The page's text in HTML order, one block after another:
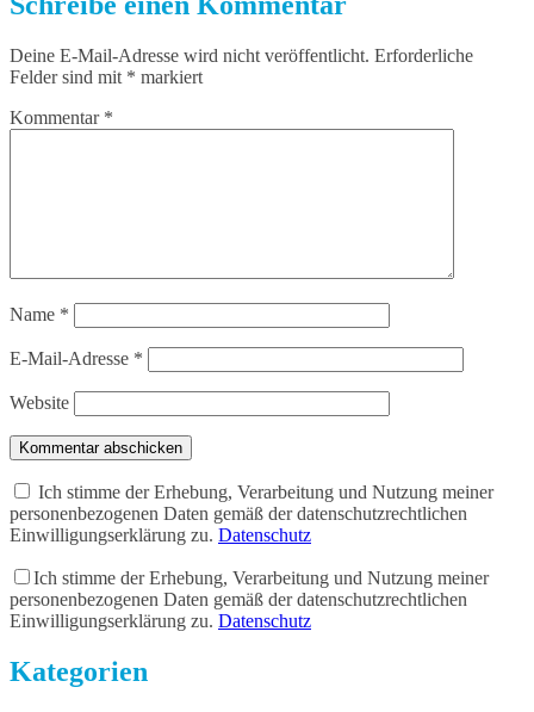
Deine E-Mail-Adresse wird nicht veröffentlicht. Erforderliche
Felder sind mit * markiert
Kommentar *
Name *
E-Mail-Adresse *
Website
Kommentar abschicken
Ich stimme der Erhebung, Verarbeitung und Nutzung meiner
personenbezogenen Daten gemäß der datenschutzrechtlichen
Einwilligungserklärung zu. Datenschutz
Ich stimme der Erhebung, Verarbeitung und Nutzung meiner
personenbezogenen Daten gemäß der datenschutzrechtlichen
Einwilligungserklärung zu. Datenschutz
Kategorien